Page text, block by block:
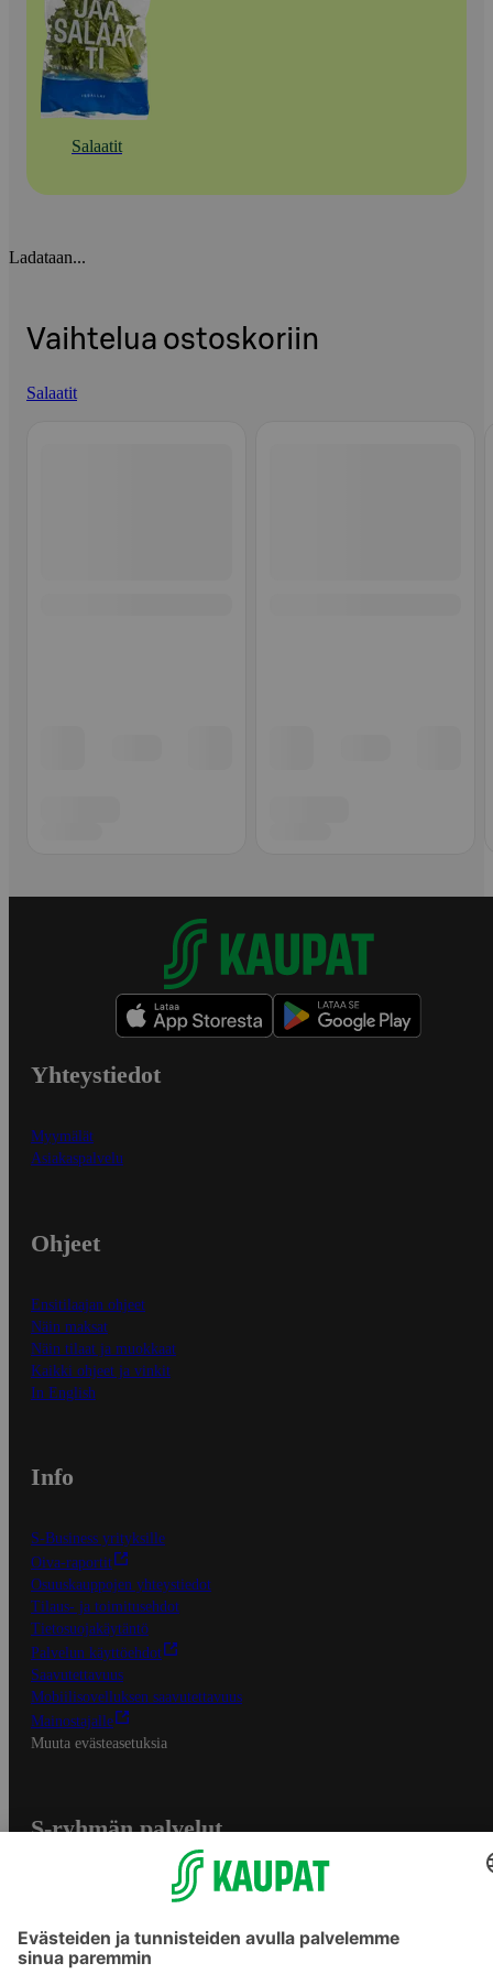
Salaatit
Ladataan...
Vaihtelua ostoskoriin
Salaatit
Yhteystiedot
Myymälät
Asiakaspalvelu
Ohjeet
Ensitilaajan ohjeet
Näin maksat
Näin tilaat ja muokkaat
Kaikki ohjeet ja vinkit
In English
Info
S-Business yrityksille
Oiva-raportit
Osuuskauppojen yhteystiedot
Tilaus- ja toimitusehdot
Tietosuojakäytäntö
Palvelun käyttöehdot
Saavutettavuus
Mobiilisovelluksen saavutettavuus
Mainostajalle
Muuta evästeasetuksia
S-ryhmän palvelut
Yhteishyvä Ruoka -sovellus
S-ostoslista -sovellus